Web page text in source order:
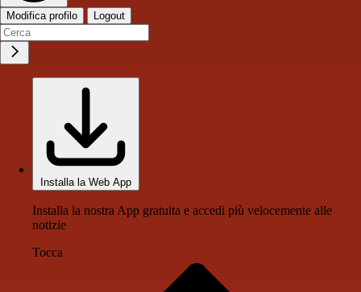
Modifica profilo Logout
Installa la Web App
Installa la nostra App gratuita e accedi più velocemente alle
notizie
Tocca